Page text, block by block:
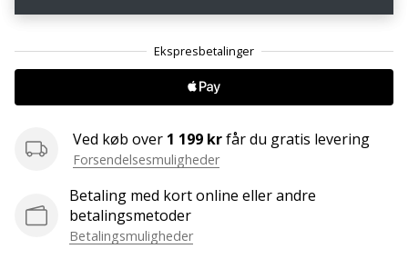
af,
25. 11. 2024
•
Bliv
vores
Ved køb over 1 199 krfår du gratis levering
Forsendelsesmuligheder
Betaling med kort online eller andre
betalingsmetoder
Betalingsmuligheder